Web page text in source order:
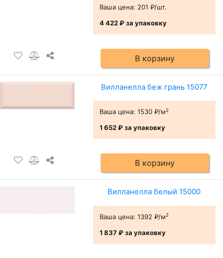
Ваша цена: 201 ₽/шт.
4 422 ₽за упаковку
В корзину
Вилланелла беж грань 15077
Ваша цена: 1530 ₽/м2
1 652 ₽за упаковку
В корзину
Вилланелла белый 15000
Ваша цена: 1392 ₽/м2
1 837 ₽за упаковку